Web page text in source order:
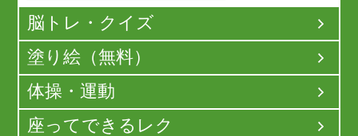
脳トレ・クイズ
塗り絵（無料）
体操・運動
座ってできるレク